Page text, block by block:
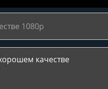
1080p
качестве